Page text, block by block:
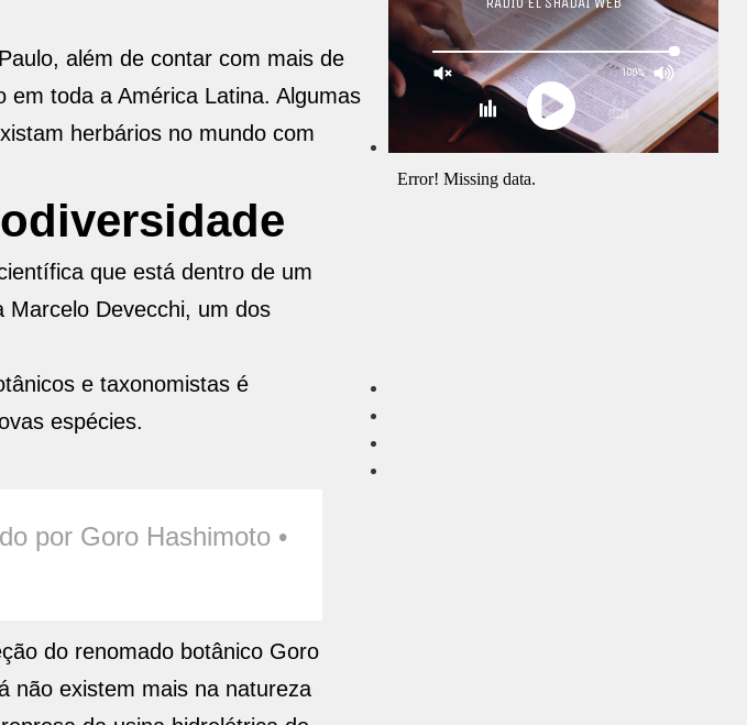
além de contar com mais de
toda a América Latina. Algumas
herbários no mundo com
que está dentro de um
Marcelo Devecchi, um dos
e taxonomistas é
espécies.
por Goro Hashimoto •
do renomado botânico Goro
não existem mais na natureza